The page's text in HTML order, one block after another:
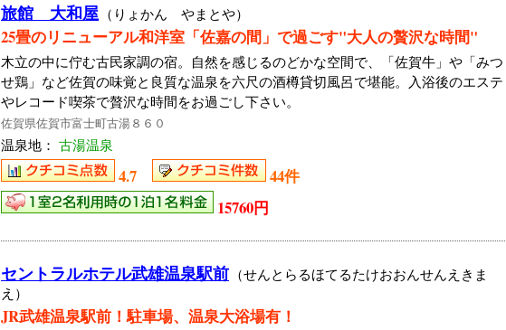
旅館 大和屋 （りょかん やまとや）
25畳のリニューアル和洋室「佐嘉の間」で過ごす"大人の贅沢な時間"
木立の中に佇む古民家調の宿。自然を感じるのどかな空間で、「佐賀牛」や「みつ
せ鶏」など佐賀の味覚と良質な温泉を六尺の酒樽貸切風呂で堪能。入浴後のエステ
やレコード喫茶で贅沢な時間をお過ごし下さい。
佐賀県佐賀市富士町古湯８６０
温泉地： 古湯温泉
4.7
44件
15760円
セントラルホテル武雄温泉駅前 （せんとらるほてるたけおおんせんえきま
え）
JR武雄温泉駅前！駐車場、温泉大浴場有！